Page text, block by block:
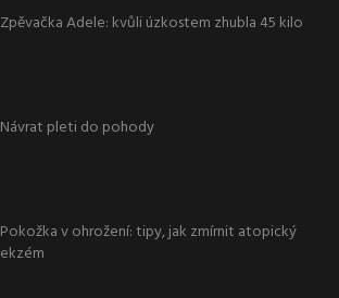
Zpěvačka Adele: kvůli úzkostem zhubla 45 kilo
Návrat pleti do pohody
Pokožka v ohrožení: tipy, jak zmírnit atopický
ekzém